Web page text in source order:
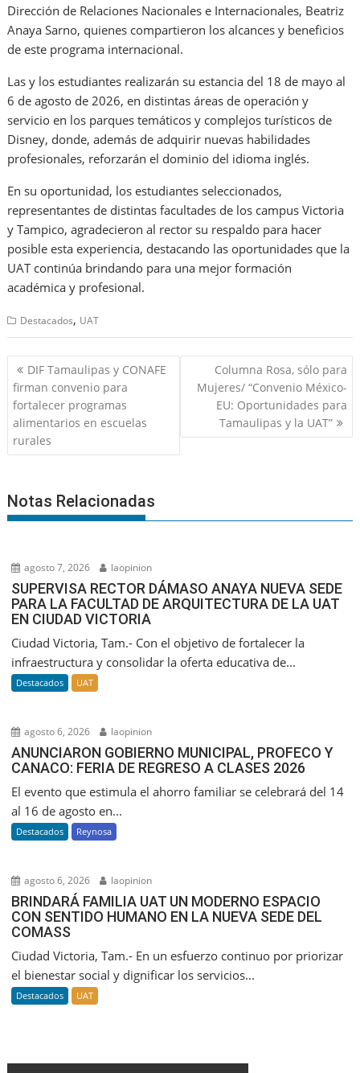
Dirección de Relaciones Nacionales e Internacionales, Beatriz
Anaya Sarno, quienes compartieron los alcances y beneficios
de este programa internacional.
Las y los estudiantes realizarán su estancia del 18 de mayo al
6 de agosto de 2026, en distintas áreas de operación y
servicio en los parques temáticos y complejos turísticos de
Disney, donde, además de adquirir nuevas habilidades
profesionales, reforzarán el dominio del idioma inglés.
En su oportunidad, los estudiantes seleccionados,
representantes de distintas facultades de los campus Victoria
y Tampico, agradecieron al rector su respaldo para hacer
posible esta experiencia, destacando las oportunidades que la
UAT continúa brindando para una mejor formación
académica y profesional.
Destacados, UAT
Navegación
de
entradas
DIF Tamaulipas y CONAFE
firman convenio para
fortalecer programas
alimentarios en escuelas
rurales
Columna Rosa, sólo para
Mujeres/ “Convenio México-
EU: Oportunidades para
Tamaulipas y la UAT”
Notas Relacionadas
agosto 7, 2026 laopinion
SUPERVISA RECTOR DÁMASO ANAYA NUEVA SEDE
PARA LA FACULTAD DE ARQUITECTURA DE LA UAT
EN CIUDAD VICTORIA
Ciudad Victoria, Tam.- Con el objetivo de fortalecer la
infraestructura y consolidar la oferta educativa de...
Destacados UAT
agosto 6, 2026 laopinion
ANUNCIARON GOBIERNO MUNICIPAL, PROFECO Y
CANACO: FERIA DE REGRESO A CLASES 2026
El evento que estimula el ahorro familiar se celebrará del 14
al 16 de agosto en...
Destacados Reynosa
agosto 6, 2026 laopinion
BRINDARÁ FAMILIA UAT UN MODERNO ESPACIO
CON SENTIDO HUMANO EN LA NUEVA SEDE DEL
COMASS
Ciudad Victoria, Tam.- En un esfuerzo continuo por priorizar
el bienestar social y dignificar los servicios...
Destacados UAT